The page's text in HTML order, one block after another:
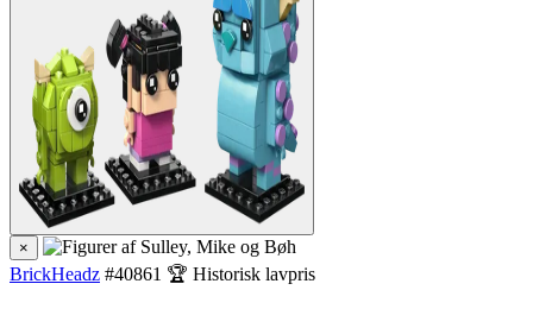
×
BrickHeadz #40861 🏆 Historisk lavpris